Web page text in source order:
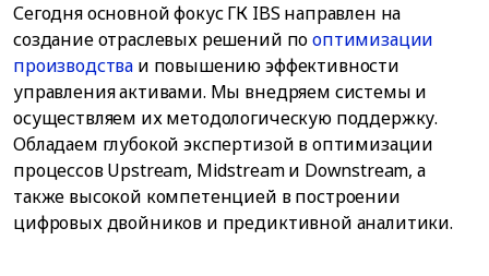
Сегодня основной фокус ГК IBS направлен на
создание отраслевых решений пооптимизации
производства и повышению эффективности
управления активами. Мы внедряем системы и
осуществляем их методологическую поддержку.
Обладаем глубокой экспертизой в оптимизации
процессов Upstream, Midstream и Downstream, а
также высокой компетенцией в построении
цифровых двойников и предиктивной аналитики.